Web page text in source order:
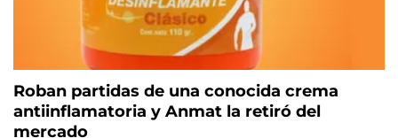
Roban partidas de una conocida crema
antiinflamatoria y Anmat la retiró del
mercado